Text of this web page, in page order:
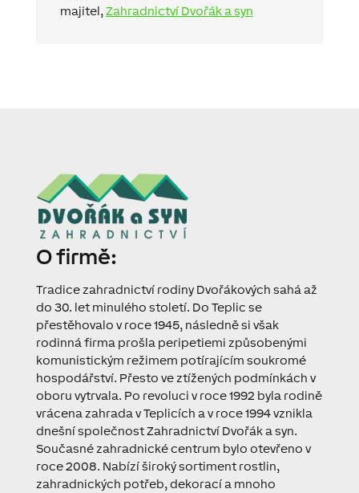
majitel, Zahradnictví Dvořák a syn
O firmě:
Tradice zahradnictví rodiny Dvořákových sahá až
do 30. let minulého století. Do Teplic se
přestěhovalo v roce 1945, následně si však
rodinná firma prošla peripetiemi způsobenými
komunistickým režimem potírajícím soukromé
hospodářství. Přesto ve ztížených podmínkách v
oboru vytrvala. Po revoluci v roce 1992 byla rodině
vrácena zahrada v Teplicích a v roce 1994 vznikla
dnešní společnost Zahradnictví Dvořák a syn.
Současné zahradnické centrum bylo otevřeno v
roce 2008. Nabízí široký sortiment rostlin,
zahradnických potřeb, dekorací a mnoho